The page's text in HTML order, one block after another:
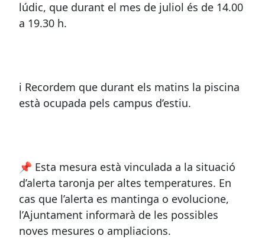
lúdic, que durant el mes de juliol és de 14.00
a 19.30 h.
ℹ️ Recordem que durant els matins la piscina
està ocupada pels campus d’estiu.
📌 Esta mesura està vinculada a la situació
d’alerta taronja per altes temperatures. En
cas que l’alerta es mantinga o evolucione,
l’Ajuntament informarà de les possibles
noves mesures o ampliacions.